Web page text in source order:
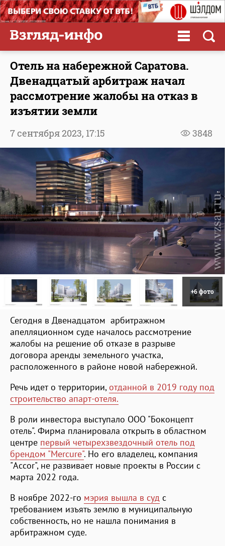
Отель на набережной Саратова.
Двенадцатый арбитраж начал
рассмотрение жалобы на отказ в
изъятии земли
3848
7 сентября 2023, 17:15
+6 фото
Сегодня в Двенадцатом арбитражном
апелляционном суде началось рассмотрение
жалобы на решение об отказе в разрыве
договора аренды земельного участка,
расположенного в районе новой набережной.
Речь идет о территории, отданной в 2019 году под
строительство апарт-отеля.
В роли инвестора выступало ООО "Боконцепт
отель". Фирма планировала открыть в областном
центре первый четырехзвездочный отель под
брендом "Mercurе". Но его владелец, компания
"Accor", не развивает новые проекты в России с
марта 2022 года.
В ноябре 2022-го мэрия вышла в суд с
требованием изъять землю в муниципальную
собственность, но не нашла понимания в
арбитражном суде.